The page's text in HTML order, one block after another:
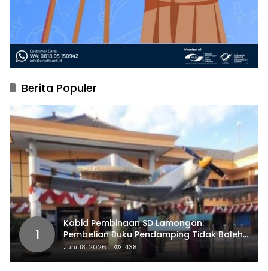
Berita Populer
1
Kabid Pembinaan SD Lamongan:
Pembelian Buku Pendamping Tidak Boleh
Dipaksakan
Juni 18, 2026 438